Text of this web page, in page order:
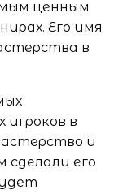
ценным
Его имя
в
игроков в
и
сделали его